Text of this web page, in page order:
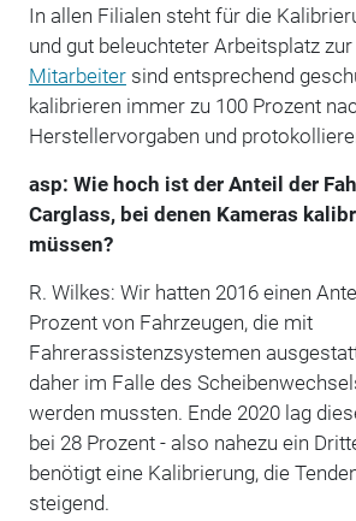
In allen Filialen steht für die
und gut beleuchteter Arbeitsplatz
Mitarbeitersind entsprechend
kalibrieren immer zu 100 Prozent
Herstellervorgaben und
asp: Wie hoch ist der Anteil der
Carglass, bei denen Kameras
müssen?
R. Wilkes: Wir hatten 2016 einen
Prozent von Fahrzeugen, die mit
Fahrerassistenzsystemen
daher im Falle des
werden mussten. Ende 2020 lag
bei 28 Prozent - also nahezu ein
benötigt eine Kalibrierung, die
steigend.